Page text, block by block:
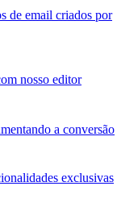
de email criados por
nosso editor
a conversão
exclusivas